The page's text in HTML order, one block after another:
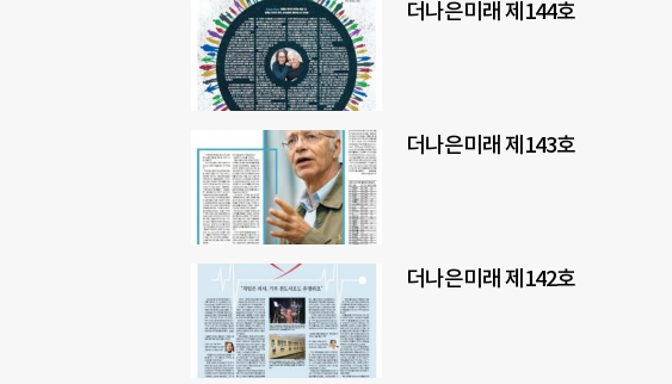
더나은미래 제144호
더나은미래 제143호
더나은미래 제142호